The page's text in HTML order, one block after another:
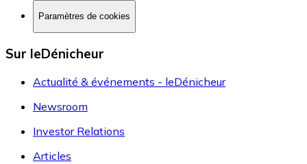
Paramètres de cookies
Sur leDénicheur
Actualité & événements - leDénicheur
Newsroom
Investor Relations
Articles